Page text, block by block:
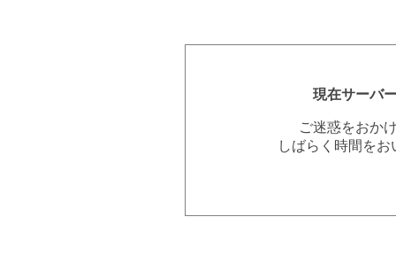
現在サーバ
ご迷惑をおか
しばらく時間を